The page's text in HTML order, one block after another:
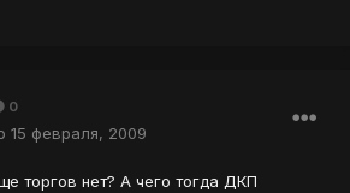
0
15 февраля, 2009
торгов нет? А чего тогда ДКП